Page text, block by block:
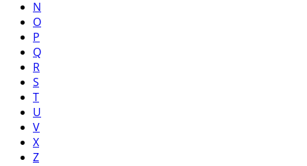
N
O
P
Q
R
S
T
U
V
X
Z